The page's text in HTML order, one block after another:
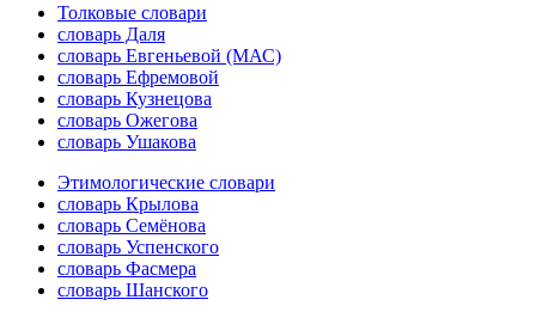
Толковые словари
словарь Даля
словарь Евгеньевой (МАС)
словарь Ефремовой
словарь Кузнецова
словарь Ожегова
словарь Ушакова
Этимологические словари
словарь Крылова
словарь Семёнова
словарь Успенского
словарь Фасмера
словарь Шанского